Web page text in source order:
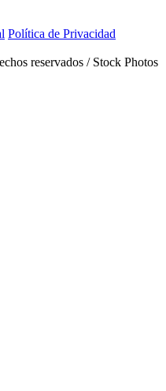
Política de Privacidad
reservados / Stock Photos